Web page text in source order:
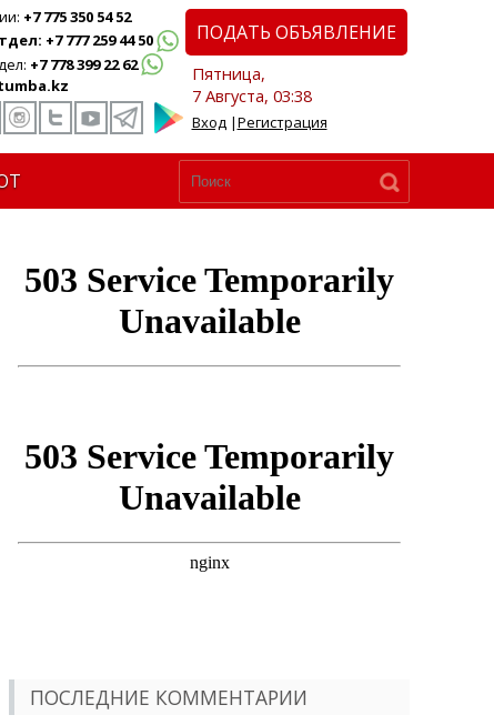
+7 775 350 54 52
+7 777 259 44 50
+7 778 399 22 62
ПОДАТЬ ОБЪЯВЛЕНИЕ
Пятница,
7 Августа, 03:38
Вход|Регистрация
ПОСЛЕДНИЕ КОММЕНТАРИИ